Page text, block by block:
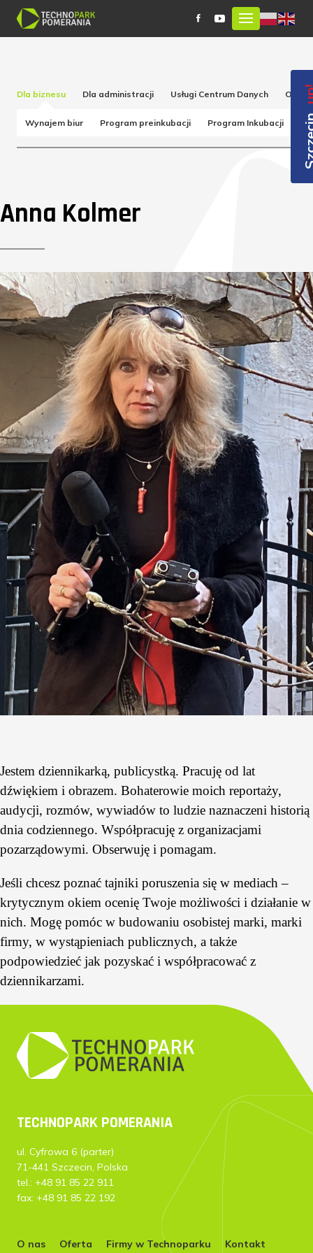
Dla biznesu Dla administracji Usługi Centrum Danych
Wynajem biur Program preinkubacji Program Inkubacji
Anna Kolmer
Jestem dziennikarką, publicystką. Pracuję od lat
dźwiękiem i obrazem. Bohaterowie moich reportaży,
audycji, rozmów, wywiadów to ludzie naznaczeni historią
dnia codziennego. Współpracuję z organizacjami
pozarządowymi. Obserwuję i pomagam.
Jeśli chcesz poznać tajniki poruszenia się w mediach –
krytycznym okiem ocenię Twoje możliwości i działanie w
nich. Mogę pomóc w budowaniu osobistej marki, marki
firmy, w wystąpieniach publicznych, a także
podpowiedzieć jak pozyskać i współpracować z
dziennikarzami.
TECHNOPARK POMERANIA
ul. Cyfrowa 6 (parter)
71-441 Szczecin, Polska
tel.: +48 91 85 22 911
fax: +48 91 85 22 192
O nas Oferta Firmy w Technoparku Kontakt